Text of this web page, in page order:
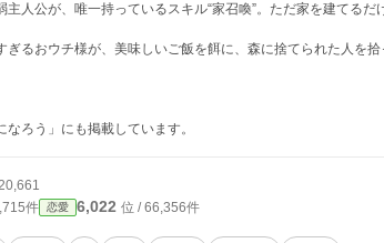
主人公が、唯一持っているスキル“家召喚”。ただ家を建てる
ぎるおウチ様が、美味しいご飯を餌に、森に捨てられた人を
ろう」にも掲載しています。
件 恋愛 6,022 位 / 66,356件